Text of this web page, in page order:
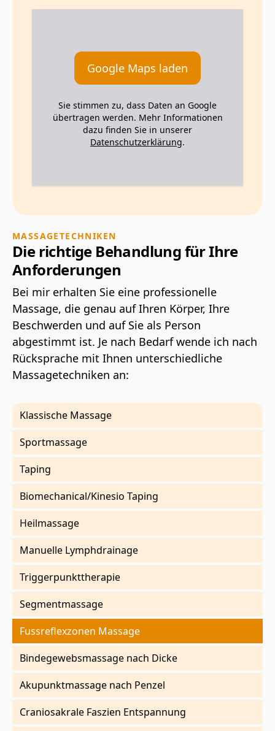
Google Maps laden
Sie stimmen zu, dass Daten an Google
übertragen werden. Mehr Informationen
dazu finden Sie in unserer
Datenschutzerklärung.
MASSAGETECHNIKEN
Die richtige Behandlung für Ihre
Anforderungen
Bei mir erhalten Sie eine professionelle
Massage, die genau auf Ihren Körper, Ihre
Beschwerden und auf Sie als Person
abgestimmt ist. Je nach Bedarf wende ich nach
Rücksprache mit Ihnen unterschiedliche
Massagetechniken an:
Klassische Massage
Sportmassage
Taping
Biomechanical/Kinesio Taping
Heilmassage
Manuelle Lymphdrainage
Triggerpunkttherapie
Segmentmassage
Fussreflexzonen Massage
Bindegewebsmassage nach Dicke
Akupunktmassage nach Penzel
Craniosakrale Faszien Entspannung